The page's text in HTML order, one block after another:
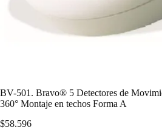
BV-501. Bravo® 5 Detectores de
360° Montaje en techos Forma A
$58.596